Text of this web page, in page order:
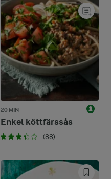
20 MIN
Enkel köttfärssås
(88)